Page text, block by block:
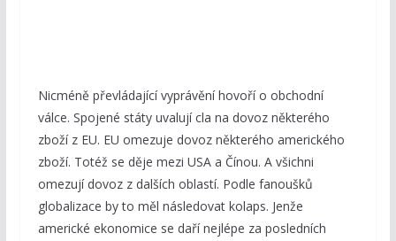
Nicméně převládající vyprávění hovoří o obchodní
válce. Spojené státy uvalují cla na dovoz některého
zboží z EU. EU omezuje dovoz některého amerického
zboží. Totéž se děje mezi USA a Čínou. A všichni
omezují dovoz z dalších oblastí. Podle fanoušků
globalizace by to měl následovat kolaps. Jenže
americké ekonomice se daří nejlépe za posledních